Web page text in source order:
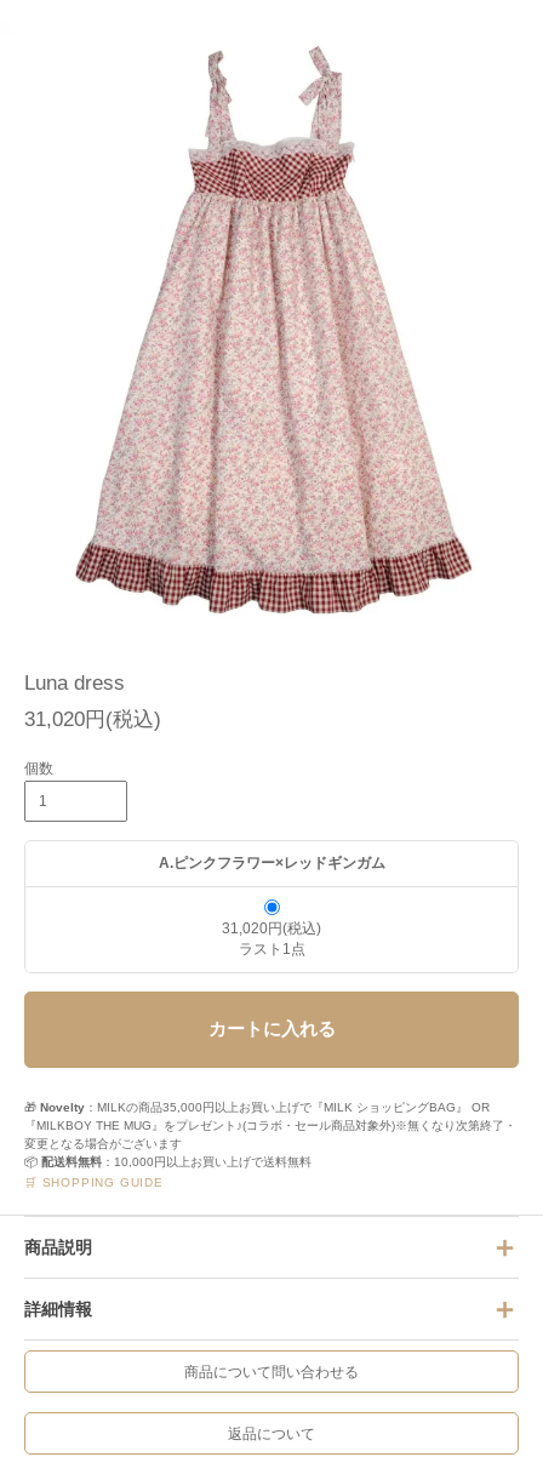
Luna dress
31,020円(税込)
個数
A.ピンクフラワー×レッドギンガム
31,020円(税込)
ラスト1点
カートに入れる
🎁 Novelty ：MILKの商品35,000円以上お買い上げで『MILK ショッピングBAG』 OR
『MILKBOY THE MUG』をプレゼント♪(コラボ・セール商品対象外)※無くなり次第終了・
変更となる場合がございます
📦 配送料無料 ：10,000円以上お買い上げで送料無料
🛒 SHOPPING GUIDE
商品説明
詳細情報
商品について問い合わせる
返品について